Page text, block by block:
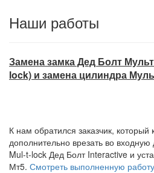
Наши работы
Замена замка Дед Болт
lock) и замена цилиндра
К нам обратился заказчик, который
дополнительно врезать во
Mul-t-lock Дед Болт Interactive и
Мт5. Смотреть выполненную